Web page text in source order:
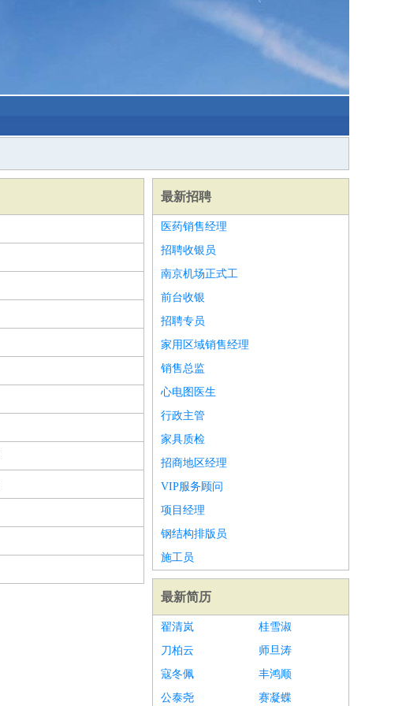
最新招聘
医药销售经理
招聘收银员
南京机场正式工
前台收银
招聘专员
家用区域销售经理
销售总监
心电图医生
行政主管
家具质检
招商地区经理
VIP服务顾问
项目经理
钢结构排版员
施工员
最新简历
翟清岚
桂雪淑
刀柏云
师旦涛
寇冬佩
丰鸿顺
公泰尧
赛凝蝶